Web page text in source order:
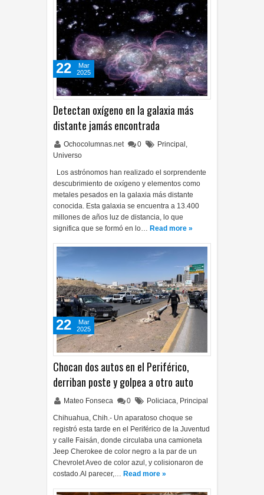
Detectan oxígeno en la galaxia más
distante jamás encontrada
Ochocolumnas.net 0 Principal ,
Universo
Los astrónomos han realizado el sorprendente
descubrimiento de oxígeno y elementos como
metales pesados ​​en la galaxia más distante
conocida. Esta galaxia se encuentra a 13.400
millones de años luz de distancia, lo que
significa que se formó en lo… Read more »
22
Mar
2025
Chocan dos autos en el Periférico,
derriban poste y golpea a otro auto
Mateo Fonseca 0 Policiaca, Principal
Chihuahua, Chih.- Un aparatoso choque se
registró esta tarde en el Periférico de la Juventud
y calle Faisán, donde circulaba una camioneta
Jeep Cherokee de color negro a la par de un
Chevrolet Aveo de color azul, y colisionaron de
costado.Al parecer,… Read more »
22
Mar
2025